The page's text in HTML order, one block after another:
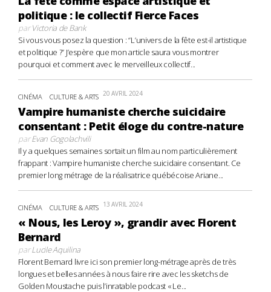
politique : le collectif Fierce Faces
parVictoria de Bank
Si vous vous posez la question : “L’univers de la fête est-il artistique
et politique ?” J’espère que mon article saura vous montrer
pourquoi et comment avec le merveilleux collectif...
CINÉMA CULTURE & ARTS 20 AVRIL 2024
Vampire humaniste cherche suicidaire
consentant : Petit éloge du contre-nature
parEvan Gogolachvili
Il y a quelques semaines sortait un film au nom particulièrement
frappant : Vampire humaniste cherche suicidaire consentant. Ce
premier long métrage de la réalisatrice québécoise Ariane...
CINÉMA CULTURE & ARTS 13 AVRIL 2024
« Nous, les Leroy », grandir avec Florent
Bernard
parLucile Aquilina
Florent Bernard livre ici son premier long-métrage après de très
longues et belles années à nous faire rire avec les sketchs de
Golden Moustache puis l’inratable podcast « Le...